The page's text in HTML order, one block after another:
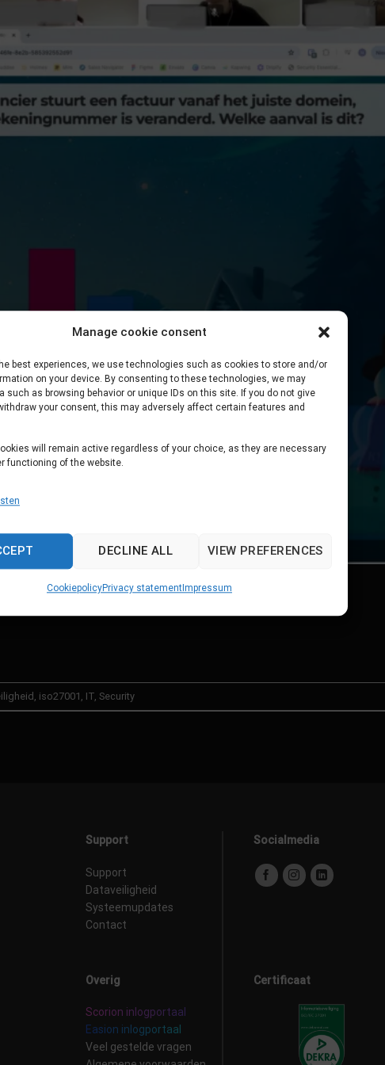
Manage cookie consent
best experiences, we use technologies such as cookies to store and/or
on your device. By consenting to these technologies, we may
such as browsing behavior or unique IDs on this site. If you do not give
your consent, this may adversely affect certain features and
will remain active regardless of your choice, as they are necessary
functioning of the website.
DECLINE ALL VIEW PREFERENCES
CookiepolicyPrivacy statementImpressum
iso27001 IT Security
Support
Support
Dataveiligheid
Systeemupdates
Contact
Socialmedia
Overig
Scorion inlogportaal
Easion inlogportaal
Veel gestelde vragen
Certificaat